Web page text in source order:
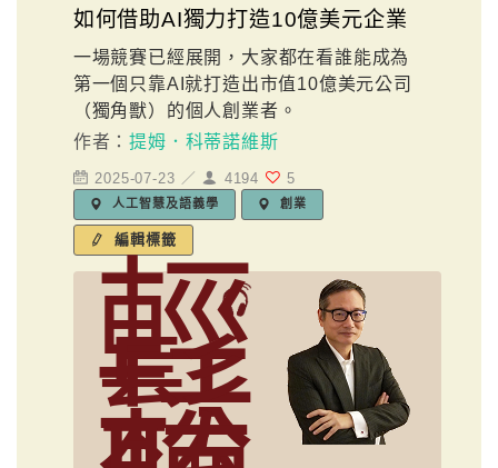
如何借助AI獨力打造10億美元企業
一場競賽已經展開，大家都在看誰能成為
第一個只靠AI就打造出市值10億美元公司
（獨角獸）的個人創業者。
作者：提姆．科蒂諾維斯
2025-07-23 ／ 4194 5
人工智慧及語義學 創業
編輯標籤
輕
鬆